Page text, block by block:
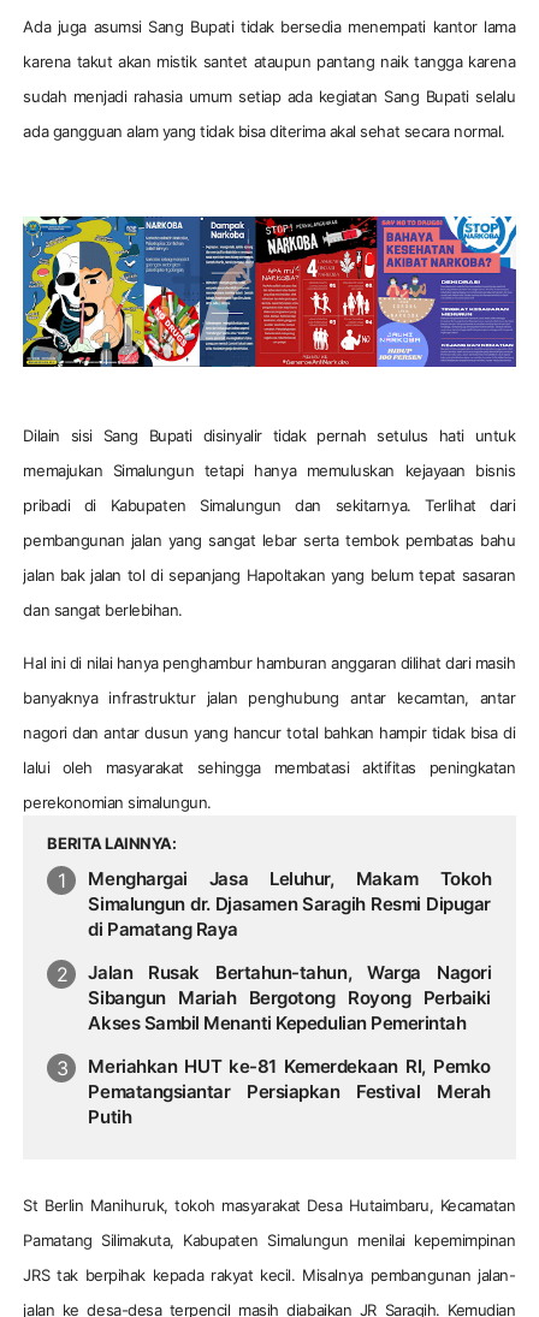
Ada juga asumsi Sang Bupati tidak bersedia menempati kantor lama
karena takut akan mistik santet ataupun pantang naik tangga karena
sudah menjadi rahasia umum setiap ada kegiatan Sang Bupati selalu
ada gangguan alam yang tidak bisa diterima akal sehat secara normal.
Dilain sisi Sang Bupati disinyalir tidak pernah setulus hati untuk
memajukan Simalungun tetapi hanya memuluskan kejayaan bisnis
pribadi di Kabupaten Simalungun dan sekitarnya. Terlihat dari
pembangunan jalan yang sangat lebar serta tembok pembatas bahu
jalan bak jalan tol di sepanjang Hapoltakan yang belum tepat sasaran
dan sangat berlebihan.
Hal ini di nilai hanya penghambur hamburan anggaran dilihat dari masih
banyaknya infrastruktur jalan penghubung antar kecamtan, antar
nagori dan antar dusun yang hancur total bahkan hampir tidak bisa di
lalui oleh masyarakat sehingga membatasi aktifitas peningkatan
perekonomian simalungun.
BERITA LAINNYA
Menghargai Jasa Leluhur, Makam Tokoh
Simalungun dr. Djasamen Saragih Resmi Dipugar
di Pamatang Raya
Jalan Rusak Bertahun-tahun, Warga Nagori
Sibangun Mariah Bergotong Royong Perbaiki
Akses Sambil Menanti Kepedulian Pemerintah
Meriahkan HUT ke-81 Kemerdekaan RI, Pemko
Pematangsiantar Persiapkan Festival Merah
Putih
St Berlin Manihuruk, tokoh masyarakat Desa Hutaimbaru, Kecamatan
Pamatang Silimakuta, Kabupaten Simalungun menilai kepemimpinan
JRS tak berpihak kepada rakyat kecil. Misalnya pembangunan jalan-
jalan ke desa-desa terpencil masih diabaikan JR Saragih. Kemudian